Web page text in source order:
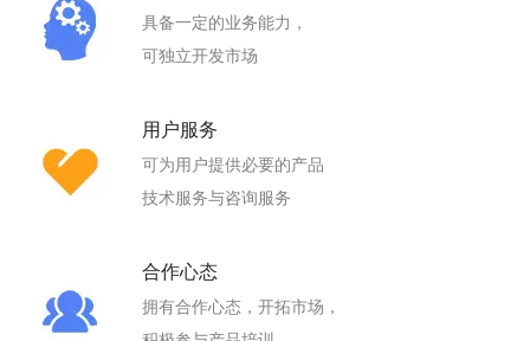
具备一定的业务能力，
可独立开发市场
用户服务
可为用户提供必要的产品
技术服务与咨询服务
合作心态
拥有合作心态，开拓市场，